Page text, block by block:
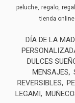
peluche regalo
tienda
DÍA DE LA
DULCES
MENSAJES
REVERSIBLES
LEGAMI